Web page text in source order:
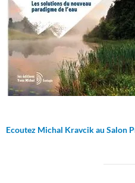
Ecoutez Michal Kravcik au Salon